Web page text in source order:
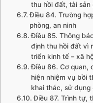
thu hồi đất, tài sản
Điều 84. Trường
phòng, an ninh
Điều 85. Thông
định thu hồi đất vì
triển kinh tế – xã
Điều 86. Cơ quan,
hiện nhiệm vụ bồi
khai thác, sử
Điều 87. Trình tự,